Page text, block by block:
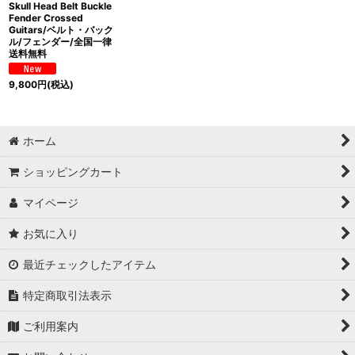
Skull Head Belt Buckle
Fender Crossed
Guitars/ベルト・バック
ル/フェンダー/全国一律
送料無料
9,800円(税込)
ホーム
ショッピングカート
マイページ
お気に入り
最近チェックしたアイテム
特定商取引法表示
ご利用案内